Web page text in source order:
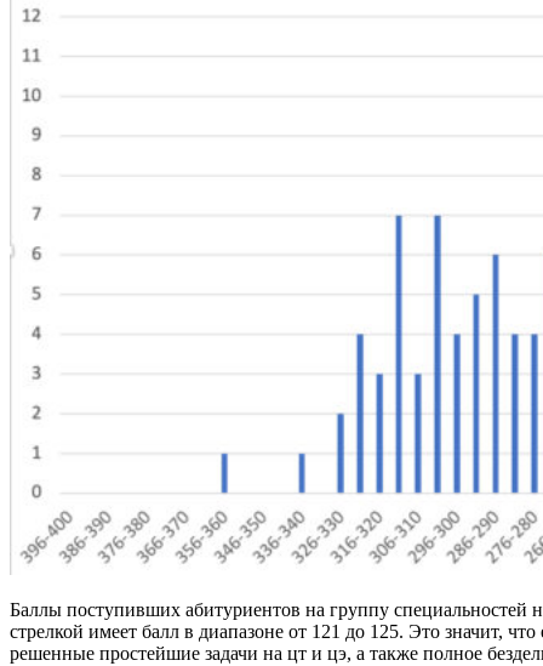
Баллы поступивших абитуриентов на группу
стрелкой имеет балл в диапазоне от 121 до 125. Это значит,
решенные простейшие задачи на цт и цэ, а также полное